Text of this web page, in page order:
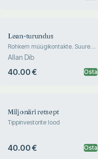
Lean-turundus
Rohkem müügikontakte. Suurem
kasum. Vähem turundust
Allan Dib
40.00 € Osta
Miljonäri retsept
Tippinvestorite lood
40.00 € Osta